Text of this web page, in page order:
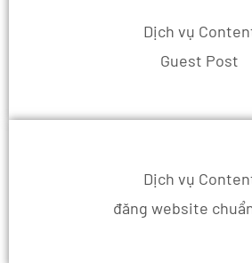
Dịch vụ
Guest Post
Dịch vụ
đăng website